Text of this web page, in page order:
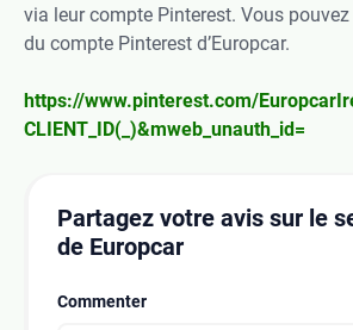
via leur compte Pinterest. Vous
du compte Pinterest d’Europcar.
https://www.pinterest.com/
CLIENT_ID(_)&mweb_unauth_id=
Partagez votre avis sur le
de Europcar
Commenter